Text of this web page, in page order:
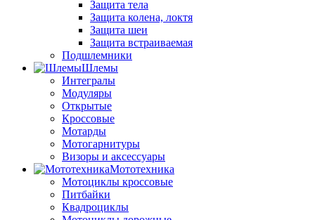
Защита тела
Защита колена, локтя
Защита шеи
Защита встраиваемая
Подшлемники
Шлемы
Интегралы
Модуляры
Открытые
Кроссовые
Мотарды
Мотогарнитуры
Визоры и аксессуары
Мототехника
Мотоциклы кроссовые
Питбайки
Квадроциклы